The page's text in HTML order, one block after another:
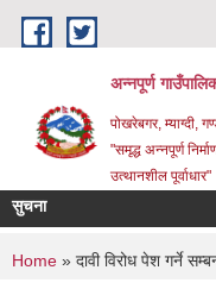
Skip to main content
अन्‍नपूर्ण
पोखरेबगर, म्याग्दी,
"समृद्ध अन्‍नपूर्ण
उत्थानशील पूर्वाधार"
सुचना
You are here
Home » दावी विरोध पेश गर्ने